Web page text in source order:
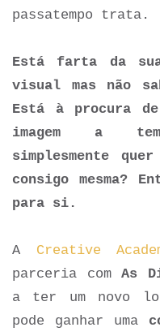
passatempo trata.
Está farta da sua
visual mas não
Está à procura
imagem a
simplesmente
consigo mesma?
para si.
A Creative
parceria comAs
a ter um novo
pode ganhar uma